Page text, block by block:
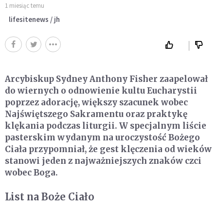
1 miesiąc temu
lifesitenews / jh
Arcybiskup Sydney Anthony Fisher zaapelował
do wiernych o odnowienie kultu Eucharystii
poprzez adorację, większy szacunek wobec
Najświętszego Sakramentu oraz praktykę
klękania podczas liturgii. W specjalnym liście
pasterskim wydanym na uroczystość Bożego
Ciała przypomniał, że gest klęczenia od wieków
stanowi jeden z najważniejszych znaków czci
wobec Boga.
List na Boże Ciało